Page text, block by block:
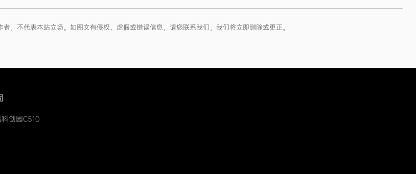
，不代表本站立场。如图文有侵权、虚假或错误信息，请您联系我们，我们将立即删除或更正。
创园C510